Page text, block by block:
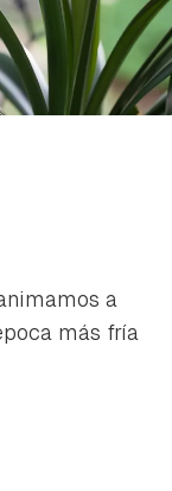
a
más fría